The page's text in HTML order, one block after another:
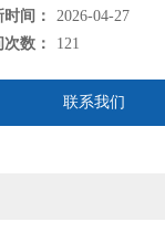
间：
2026-04-27
数：
121
联系我们